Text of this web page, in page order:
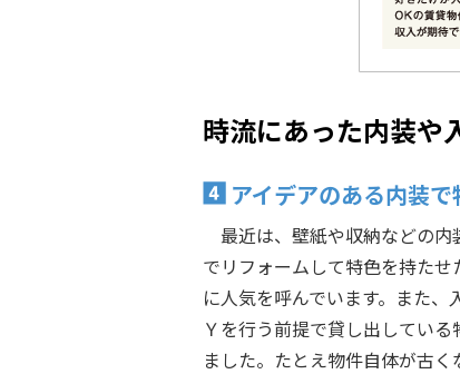
時流にあった内装や
アイデアのある内装
最近は、壁紙や収納などの内
でリフォームして特色を持たせ
に人気を呼んでいます。また、
Ｙを行う前提で貸し出している
ました。たとえ物件自体が古く